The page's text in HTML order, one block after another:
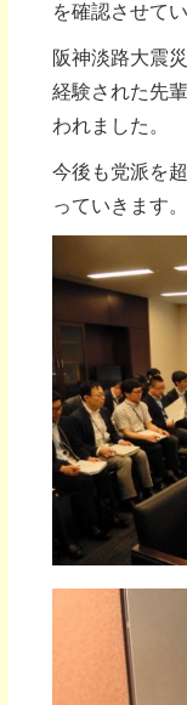
を確認させて
阪神淡路大震
経験された先
われました。
今後も党派を
っていきます。